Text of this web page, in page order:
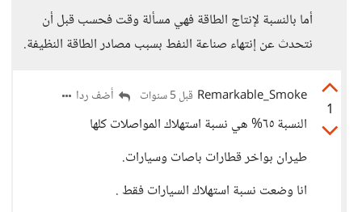
أما بالنسبة لإنتاج الطاقة فهي مسألة وقت فحسب قبل أن
نتحدث عن إنتهاء صناعة النفط بسبب مصادر الطاقة النظيفة.
1
Remarkable_Smoke قبل 5 سنوات أضف ردا
النسبة ٦٥% هي نسبة استهلاك المواصلات كلها
طيران بواخر قطارات باصات وسيارات.
انا وضعت نسبة استهلاك السيارات فقط .